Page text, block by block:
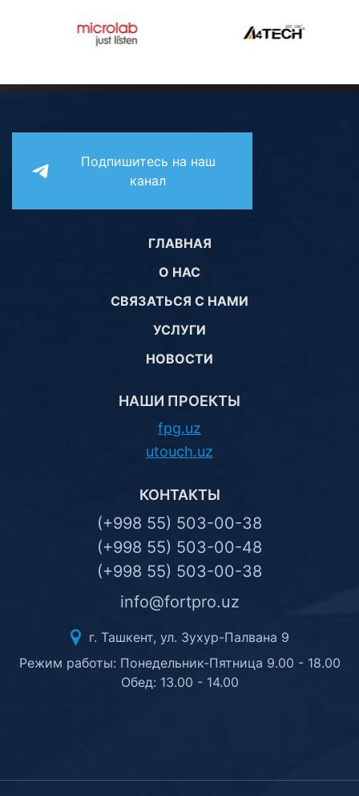
Подпишитесь на наш
канал
ГЛАВНАЯ
О НАС
СВЯЗАТЬСЯ С НАМИ
УСЛУГИ
НОВОСТИ
НАШИ ПРОЕКТЫ
fpg.uz
utouch.uz
КОНТАКТЫ
(+998 55) 503-00-38
(+998 55) 503-00-48
(+998 55) 503-00-38
info@fortpro.uz
г. Ташкент, ул. Зухур-Палвана 9
Режим работы: Понедельник-Пятница 9.00 - 18.00
Обед: 13.00 - 14.00